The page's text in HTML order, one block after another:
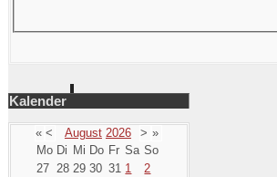
Kalender
« < August 2026 > »
Mo Di Mi Do Fr Sa So
27 28 29 30 31 1
2